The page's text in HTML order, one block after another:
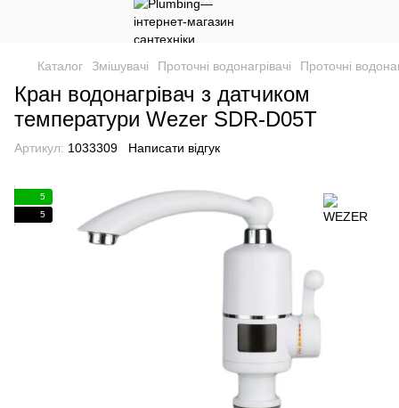
Каталог Змішувачі Проточні водонагрівачі Проточні
Кран водонагрівач з датчиком
температури Wezer SDR-D05T
Артикул: 1033309 Написати відгук
5
5